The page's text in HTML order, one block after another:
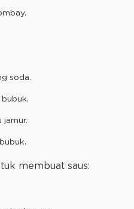
soda.
membuat saus: